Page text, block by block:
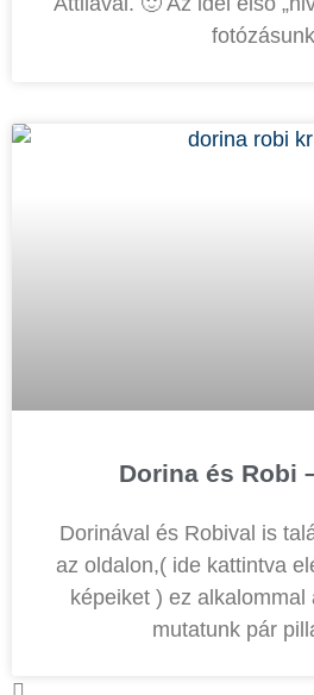
Dorina és Robi
Dorinával és Robival is
az oldalon,( ide kattintva
képeiket ) ez alkalommal
mutatunk pár